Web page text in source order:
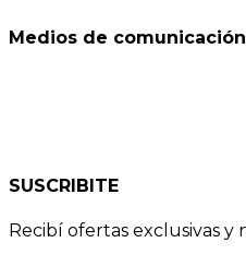
Medios de comunicación
SUSCRIBITE
Recibí ofertas exclusivas y